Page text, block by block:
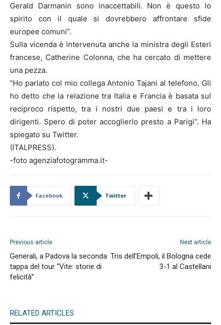
Gerald Darmanin sono inaccettabili. Non è questo lo
spirito con il quale si dovrebbero affrontare sfide
europee comuni”.
Sulla vicenda è intervenuta anche la ministra degli Esteri
francese, Catherine Colonna, che ha cercato di mettere
una pezza.
“Ho parlato col mio collega Antonio Tajani al telefono. Gli
ho detto che la relazione tra Italia e Francia è basata sul
reciproco rispetto, tra i nostri due paesi e tra i loro
dirigenti. Spero di poter accoglierlo presto a Parigi”. Ha
spiegato su Twitter.
(ITALPRESS).
-foto agenziafotogramma.it-
Facebook Twitter
Previous article
Generali, a Padova la seconda
tappa del tour “Vite: storie di
felicità”
Next article
Tris dell’Empoli, il Bologna cede
3-1 al Castellani
RELATED ARTICLES